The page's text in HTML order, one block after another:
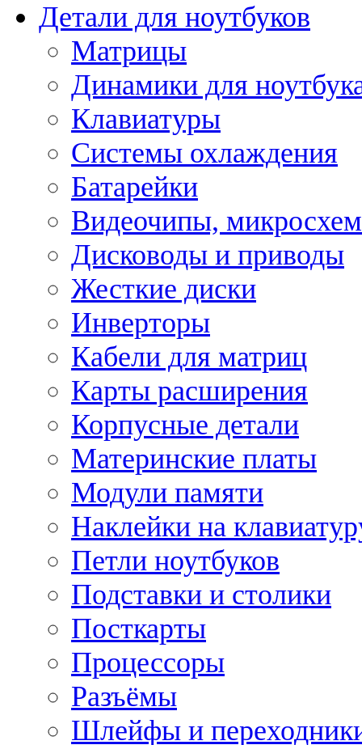
Детали для ноутбуков
Матрицы
Динамики для
Клавиатуры
Системы охлаждения
Батарейки
Видеочипы,
Дисководы и приводы
Жесткие диски
Инверторы
Кабели для матриц
Карты расширения
Корпусные детали
Материнские платы
Модули памяти
Наклейки на
Петли ноутбуков
Подставки и столики
Посткарты
Процессоры
Разъёмы
Шлейфы и